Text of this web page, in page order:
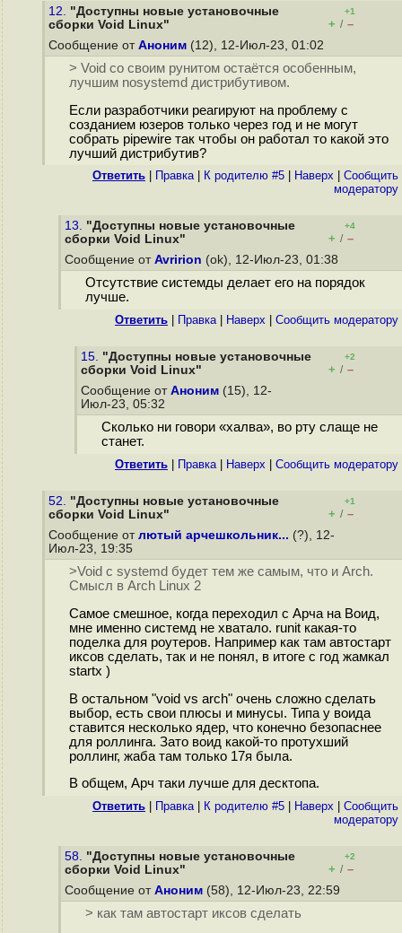
12. "Доступны новые установочные
сборки Void Linux"
+1
+ / –
Сообщение от Аноним (12), 12-Июл-23, 01:02
> Void со своим рунитом остаётся особенным,
лучшим nosystemd дистрибутивом.
Если разработчики реагируют на проблему с
созданием юзеров только через год и не могут
собрать pipewire так чтобы он работал то какой это
лучший дистрибутив?
Ответить Правка| К родителю #5 Наверх
Cообщить
модератору
13. "Доступны новые установочные
сборки Void Linux"
+4
+ / –
Сообщение от Avririon (ok), 12-Июл-23, 01:38
Отсутствие системды делает его на порядок
лучше.
Ответить Правка| Наверх Cообщить модератору
15. "Доступны новые установочные
сборки Void Linux"
+2
+ / –
Сообщение от Аноним (15), 12-
Июл-23, 05:32
Сколько ни говори «халва», во рту слаще не
станет.
Ответить Правка| Наверх Cообщить модератору
52. "Доступны новые установочные
сборки Void Linux"
+1
+ / –
Сообщение от лютый арчешкольник... (?), 12-
Июл-23, 19:35
>Void с systemd будет тем же самым, что и Arch.
Смысл в Arch Linux 2
Самое смешное, когда переходил с Арча на Воид,
мне именно системд не хватало. runit какая-то
поделка для роутеров. Например как там автостарт
иксов сделать, так и не понял, в итоге с год жамкал
startx )
В остальном "void vs arch" очень сложно сделать
выбор, есть свои плюсы и минусы. Типа у воида
ставится несколько ядер, что конечно безопаснее
для роллинга. Зато воид какой-то протухший
роллинг, жаба там только 17я была.
В общем, Арч таки лучше для десктопа.
Ответить Правка| К родителю #5 Наверх
Cообщить
модератору
58. "Доступны новые установочные
сборки Void Linux"
+2
+ / –
Сообщение от Аноним (58), 12-Июл-23, 22:59
> как там автостарт иксов сделать